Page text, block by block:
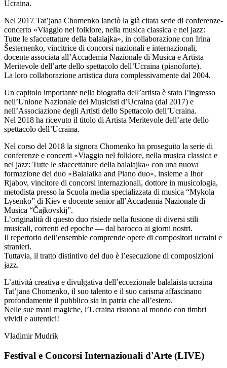
Ucraina.
Nel 2017 Tat’jana Chomenko lanciò la già citata serie di conferenze-
concerto «Viaggio nel folklore, nella musica classica e nel jazz:
Tutte le sfaccettature della balalajka», in collaborazione con Irina
Šesternenko, vincitrice di concorsi nazionali e internazionali,
docente associata all’Accademia Nazionale di Musica e Artista
Meritevole dell’arte dello spettacolo dell’Ucraina (pianoforte).
La loro collaborazione artistica dura complessivamente dal 2004.
Un capitolo importante nella biografia dell’artista è stato l’ingresso
nell’Unione Nazionale dei Musicisti d’Ucraina (dal 2017) e
nell’Associazione degli Artisti dello Spettacolo dell’Ucraina.
Nel 2018 ha ricevuto il titolo di Artista Meritevole dell’arte dello
spettacolo dell’Ucraina.
Nel corso del 2018 la signora Chomenko ha proseguito la serie di
conferenze e concerti «Viaggio nel folklore, nella musica classica e
nel jazz: Tutte le sfaccettature della balalajka» con una nuova
formazione del duo «Balalaika and Piano duo», insieme a Ihor
Rjabov, vincitore di concorsi internazionali, dottore in musicologia,
metodista presso la Scuola media specializzata di musica “Mykola
Lysenko” di Kiev e docente senior all’Accademia Nazionale di
Musica “Čajkovskij”.
L’originalità di questo duo risiede nella fusione di diversi stili
musicali, correnti ed epoche — dal barocco ai giorni nostri.
Il repertorio dell’ensemble comprende opere di compositori ucraini e
stranieri.
Tuttavia, il tratto distintivo del duo è l’esecuzione di composizioni
jazz.
L’attività creativa e divulgativa dell’eccezionale balalaista ucraina
Tat’jana Chomenko, il suo talento e il suo carisma affascinano
profondamente il pubblico sia in patria che all’estero.
Nelle sue mani magiche, l’Ucraina risuona al mondo con timbri
vividi e autentici!
Vladimir Mudrik
Festival e Concorsi Internazionali d'Arte (LIVE)